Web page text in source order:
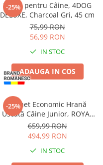
-25%
Haină pentru Câine, 4DOG
DELUXE, Charcoal Gri, 45 cm
75,99 RON
56,99 RON
IN STOC
ADAUGA IN COS
-25%
Pachet Economic Hrană
Uscată Câine Junior, ROYAL
CANIN Maxi Puppy, 2x12kg
659,99 RON
494,99 RON
IN STOC